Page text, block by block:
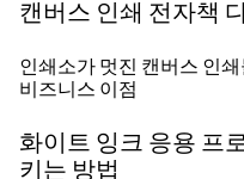
캔버스 인쇄 전자책
인쇄소가 멋진 캔버스 인
비즈니스 이점
화이트 잉크 응용 프
키는 방법